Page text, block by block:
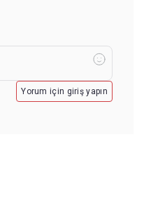
Yorum için giriş yapın